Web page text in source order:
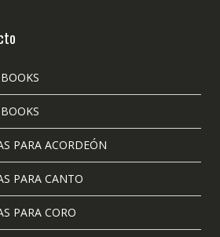
PARA ACORDEÓN
PARA CANTO
PARA CORO